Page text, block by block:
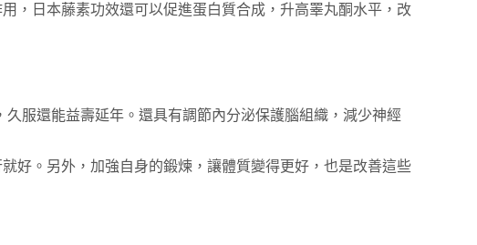
，日本藤素功效還可以促進蛋白質合成，升高睪丸酮水平，改
服還能益壽延年。還具有調節內分泌保護腦組織，減少神經
好。另外，加強自身的鍛煉，讓體質變得更好，也是改善這些